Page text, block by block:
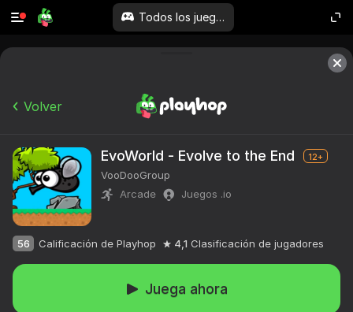
Todos los juegos
Volver
EvoWorld - Evolve to the End 12+
VooDooGroup
Arcade
Juegos .io
56 Calificación de Playhop 4,1 Clasificación de jugadores
Juega ahora